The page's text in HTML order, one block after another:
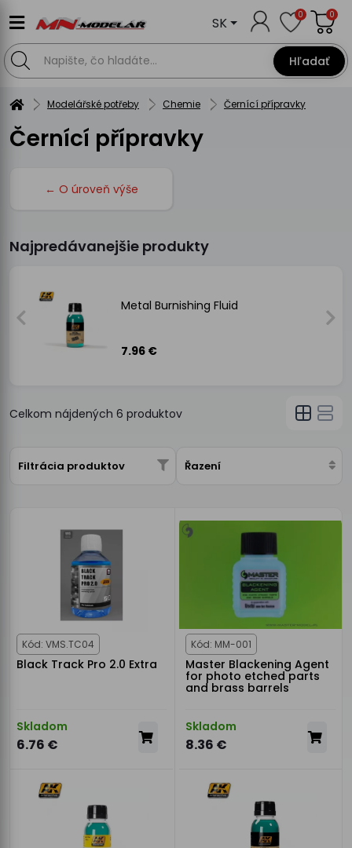
Hľadať
SK 0 0
Modelářské potřeby Chemie Černící přípravky
Černící přípravky
← O úroveň výše
Najpredávanejšie produkty
Metal Burnishing Fluid
7.96 €
Celkom nájdených 6 produktov
Filtrácia produktov Řazení
Kód: VMS.TC04
Black Track Pro 2.0 Extra
Skladom
6.76 €
Kód: MM-001
Master Blackening Agent
for photo etched parts
and brass barrels
Skladom
8.36 €